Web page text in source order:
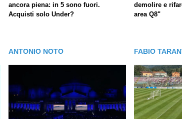
ancora piena: in 5 sono fuori.
Acquisti solo Under?
demolire e
area Q8"
ANTONIO NOTO FABIO